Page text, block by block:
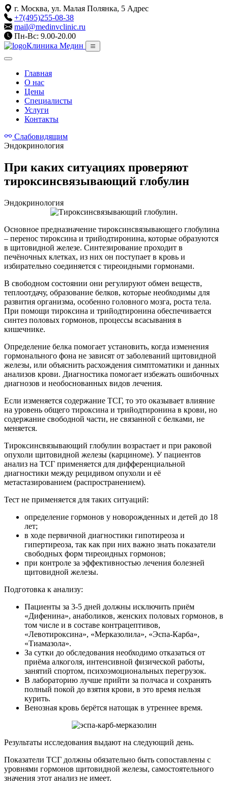
г. Москва, ул. Малая Полянка, 5 Адрес
+7(495)255-08-38
mail@medinvclinic.ru
Пн-Вс: 9.00-20.00
Клиника Медин
Главная
О нас
Цены
Специалисты
Услуги
Контакты
Слабовидящим
Эндокринология
При каких ситуациях проверяют
тироксинсвязывающий глобулин
Эндокринология
Основное предназначение тироксинсвязывающего глобулина
– перенос тироксина и трийодтиронина, которые образуются
в щитовидной железе. Синтезирование проходит в
печёночных клетках, из них он поступает в кровь и
избирательно соединяется с тиреоидными гормонами.
В свободном состоянии они регулируют обмен веществ,
теплоотдачу, образование белков, которые необходимы для
развития организма, особенно головного мозга, роста тела.
При помощи тироксина и трийодтиронина обеспечивается
синтез половых гормонов, процессы всасывания в
кишечнике.
Определение белка помогает установить, когда изменения
гормонального фона не зависят от заболеваний щитовидной
железы, или объяснить расхождения симптоматики и данных
анализов крови. Диагностика помогает избежать ошибочных
диагнозов и необоснованных видов лечения.
Если изменяется содержание ТСГ, то это оказывает влияние
на уровень общего тироксина и трийодтиронина в крови, но
содержание свободной части, не связанной с белками, не
меняется.
Тироксинсвязывающий глобулин возрастает и при раковой
опухоли щитовидной железы (карциноме). У пациентов
анализ на ТСГ применяется для дифференциальной
диагностики между рецидивом опухоли и её
метастазированием (распространением).
Тест не применяется для таких ситуаций:
определение гормонов у новорожденных и детей до 18
лет;
в ходе первичной диагностики гипотиреоза и
гипертиреоза, так как при них важно знать показатели
свободных форм тиреоидных гормонов;
при контроле за эффективностью лечения болезней
щитовидной железы.
Подготовка к анализу:
Пациенты за 3-5 дней должны исключить приём
«Дифенина», анаболиков, женских половых гормонов, в
том числе и в составе контрацептивов,
«Левотироксина», «Мерказолила», «Эспа-Карба»,
«Тиамазола».
За сутки до обследования необходимо отказаться от
приёма алкоголя, интенсивной физической работы,
занятий спортом, психоэмоциональных перегрузок.
В лабораторию лучше прийти за полчаса и сохранять
полный покой до взятия крови, в это время нельзя
курить.
Венозная кровь берётся натощак в утреннее время.
Результаты исследования выдают на следующий день.
Показатели ТСГ должны обязательно быть сопоставлены с
уровнями гормонов щитовидной железы, самостоятельного
значения этот анализ не имеет.